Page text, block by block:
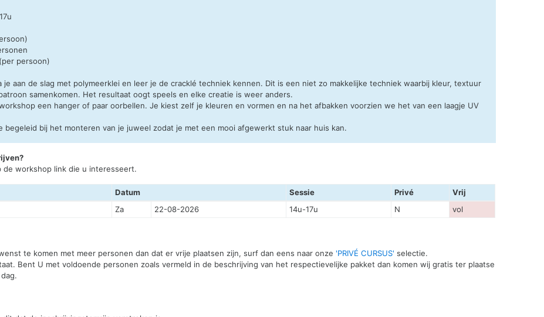
persoon)
je aan de slag met polymeerklei en leer je de cracklé techniek kennen. Dit is een niet zo makkelijke techniek waarbij kleur, textuur
samenkomen. Het resultaat oogt speels en elke creatie is weer anders.
een hanger of paar oorbellen. Je kiest zelf je kleuren en vormen en na het afbakken voorzien we het van een laagje UV
begeleid bij het monteren van je juweel zodat je met een mooi afgewerkt stuk naar huis kan.
de workshop link die u interesseert.
Datum Sessie Privé
Vrij
Za 22-08-2026 14u-17u N vol
te komen met meer personen dan dat er vrije plaatsen zijn, surf dan eens naar onze 'PRIVÉ CURSUS' selectie.
Bent U met voldoende personen zoals vermeld in de beschrijving van het respectievelijke pakket dan komen wij gratis ter plaatse